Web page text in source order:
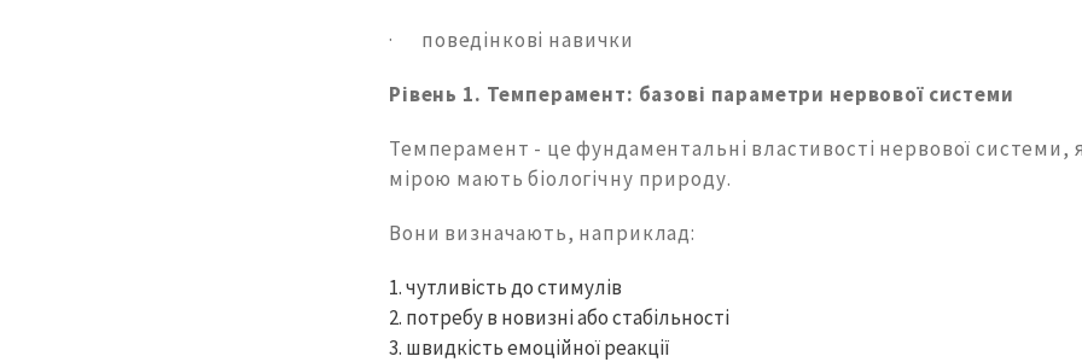
· поведінкові навички
Рівень 1. Темперамент: базові параметри нервової системи
Темперамент - це фундаментальні властивості нервової системи,
мірою мають біологічну природу.
Вони визначають, наприклад:
чутливість до стимулів
потребу в новизні або стабільності
швидкість емоційної реакції